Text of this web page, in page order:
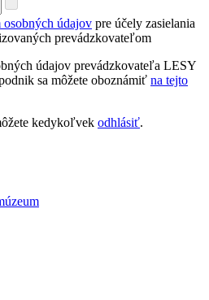
osobných údajov pre účely zasielania
prevádzkovateľom
údajov prevádzkovateľa LESY
sa môžete oboznámiť na tejto
kedykoľvek odhlásiť.